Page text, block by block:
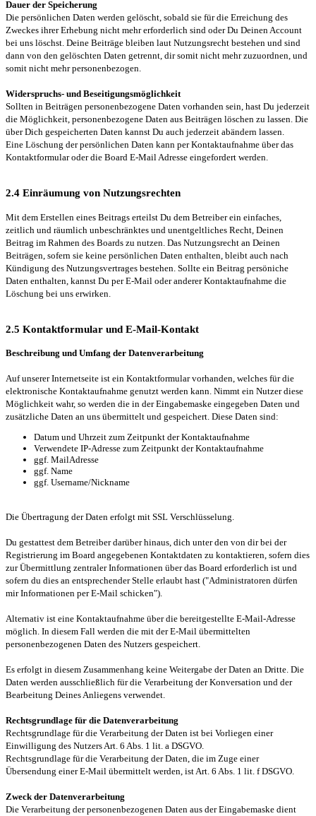
Dauer der Speicherung
Die persönlichen Daten werden gelöscht, sobald sie für die Erreichung des
Zweckes ihrer Erhebung nicht mehr erforderlich sind oder Du Deinen Account
bei uns löschst. Deine Beiträge bleiben laut Nutzungsrecht bestehen und sind
dann von den gelöschten Daten getrennt, dir somit nicht mehr zuzuordnen, und
somit nicht mehr personenbezogen.
Widerspruchs- und Beseitigungsmöglichkeit
Sollten in Beiträgen personenbezogene Daten vorhanden sein, hast Du jederzeit
die Möglichkeit, personenbezogene Daten aus Beiträgen löschen zu lassen. Die
über Dich gespeicherten Daten kannst Du auch jederzeit abändern lassen.
Eine Löschung der persönlichen Daten kann per Kontaktaufnahme über das
Kontaktformular oder die Board E-Mail Adresse eingefordert werden.
2.4 Einräumung von Nutzungsrechten
Mit dem Erstellen eines Beitrags erteilst Du dem Betreiber ein einfaches,
zeitlich und räumlich unbeschränktes und unentgeltliches Recht, Deinen
Beitrag im Rahmen des Boards zu nutzen. Das Nutzungsrecht an Deinen
Beiträgen, sofern sie keine persönlichen Daten enthalten, bleibt auch nach
Kündigung des Nutzungsvertrages bestehen. Sollte ein Beitrag persöniche
Daten enthalten, kannst Du per E-Mail oder anderer Kontaktaufnahme die
Löschung bei uns erwirken.
2.5 Kontaktformular und E-Mail-Kontakt
Beschreibung und Umfang der Datenverarbeitung
Auf unserer Internetseite ist ein Kontaktformular vorhanden, welches für die
elektronische Kontaktaufnahme genutzt werden kann. Nimmt ein Nutzer diese
Möglichkeit wahr, so werden die in der Eingabemaske eingegeben Daten und
zusätzliche Daten an uns übermittelt und gespeichert. Diese Daten sind:
Datum und Uhrzeit zum Zeitpunkt der Kontaktaufnahme
Verwendete IP-Adresse zum Zeitpunkt der Kontaktaufnahme
ggf. MailAdresse
ggf. Name
ggf. Username/Nickname
Die Übertragung der Daten erfolgt mit SSL Verschlüsselung.
Du gestattest dem Betreiber darüber hinaus, dich unter den von dir bei der
Registrierung im Board angegebenen Kontaktdaten zu kontaktieren, sofern dies
zur Übermittlung zentraler Informationen über das Board erforderlich ist und
sofern du dies an entsprechender Stelle erlaubt hast ("Administratoren dürfen
mir Informationen per E-Mail schicken").
Alternativ ist eine Kontaktaufnahme über die bereitgestellte E-Mail-Adresse
möglich. In diesem Fall werden die mit der E-Mail übermittelten
personenbezogenen Daten des Nutzers gespeichert.
Es erfolgt in diesem Zusammenhang keine Weitergabe der Daten an Dritte. Die
Daten werden ausschließlich für die Verarbeitung der Konversation und der
Bearbeitung Deines Anliegens verwendet.
Rechtsgrundlage für die Datenverarbeitung
Rechtsgrundlage für die Verarbeitung der Daten ist bei Vorliegen einer
Einwilligung des Nutzers Art. 6 Abs. 1 lit. a DSGVO.
Rechtsgrundlage für die Verarbeitung der Daten, die im Zuge einer
Übersendung einer E-Mail übermittelt werden, ist Art. 6 Abs. 1 lit. f DSGVO.
Zweck der Datenverarbeitung
Die Verarbeitung der personenbezogenen Daten aus der Eingabemaske dient